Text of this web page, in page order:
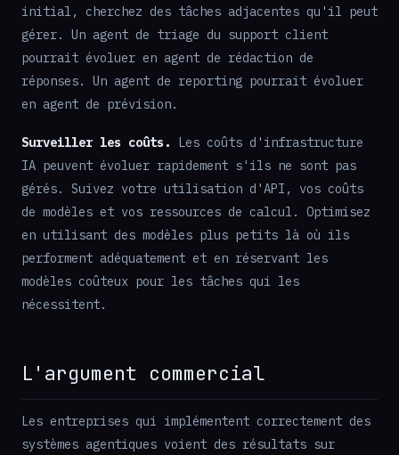
initial, cherchez des tâches adjacentes qu'il peut
gérer. Un agent de triage du support client
pourrait évoluer en agent de rédaction de
réponses. Un agent de reporting pourrait évoluer
en agent de prévision.
Surveiller les coûts.
Les coûts d'infrastructure
IA peuvent évoluer rapidement s'ils ne sont pas
gérés. Suivez votre utilisation d'API, vos coûts
de modèles et vos ressources de calcul. Optimisez
en utilisant des modèles plus petits là où ils
performent adéquatement et en réservant les
modèles coûteux pour les tâches qui les
nécessitent.
L'argument commercial
Les entreprises qui implémentent correctement des
systèmes agentiques voient des résultats sur